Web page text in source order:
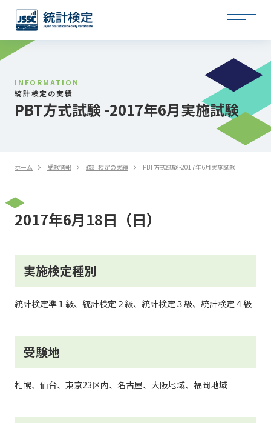
INFORMATION
統計検定の実績
PBT方式試験 -2017年6月実施試験
ホーム 受験情報 統計検定の実績 PBT方式試験 -2017年6月実施試験
2017年6月18日（日）
実施検定種別
統計検定準１級、統計検定２級、統計検定３級、統計検定４級
受験地
札幌、仙台、東京23区内、名古屋、大阪地域、福岡地域